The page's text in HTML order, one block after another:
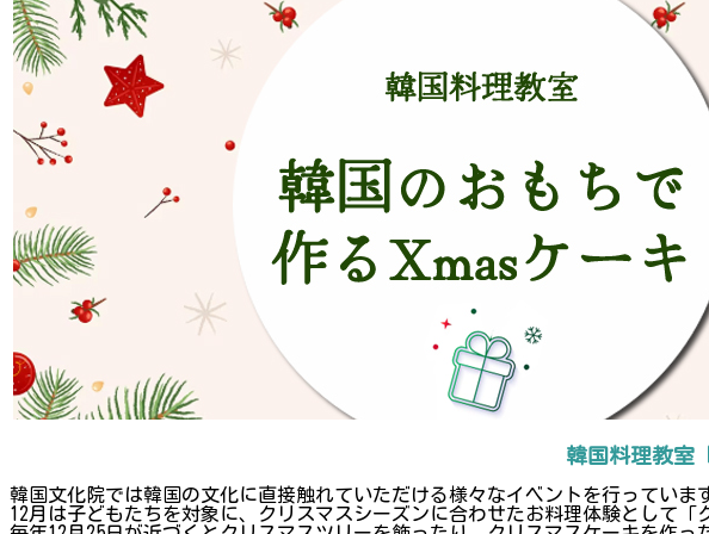
韓国料理教室
韓国文化院では韓国の文化に直接触れていただける様々なイベントを行っていま
12月は子どもたちを対象に、クリスマスシーズンに合わせたお料理体験として